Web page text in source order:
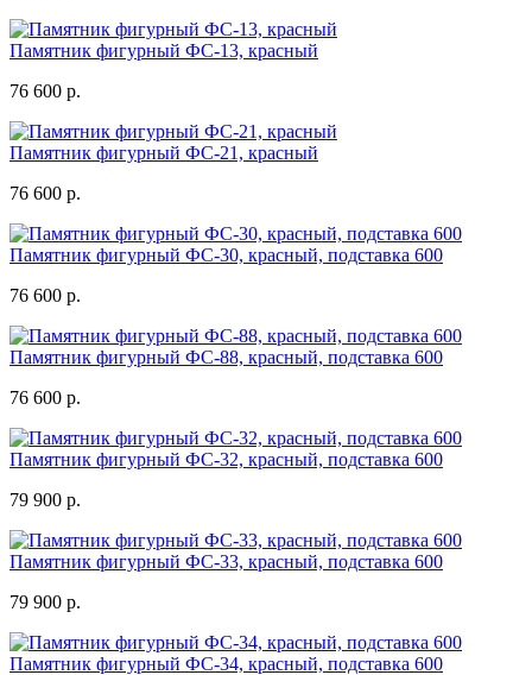
Памятник фигурный ФС-13, красный
76 600 р.
Памятник фигурный ФС-21, красный
76 600 р.
Памятник фигурный ФС-30, красный, подставка 600
76 600 р.
Памятник фигурный ФС-88, красный, подставка 600
76 600 р.
Памятник фигурный ФС-32, красный, подставка 600
79 900 р.
Памятник фигурный ФС-33, красный, подставка 600
79 900 р.
Памятник фигурный ФС-34, красный, подставка 600